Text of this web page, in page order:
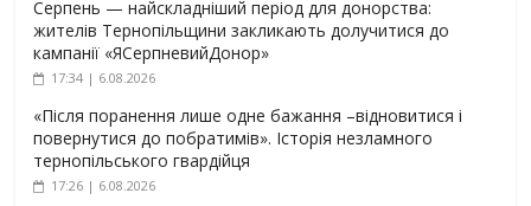
Серпень — найскладніший період для донорства:
жителів Тернопільщини закликають долучитися до
кампанії «ЯСерпневийДонор»
17:34 | 6.08.2026
«Після поранення лише одне бажання –відновитися і
повернутися до побратимів». Історія незламного
тернопільського гвардійця
17:26 | 6.08.2026